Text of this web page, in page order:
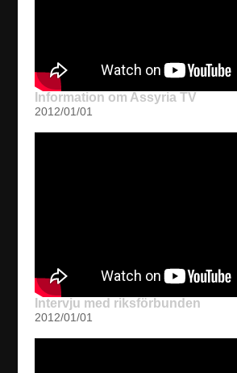
Information om Assyria TV
2012/01/01
Intervju med riksförbunden
2012/01/01